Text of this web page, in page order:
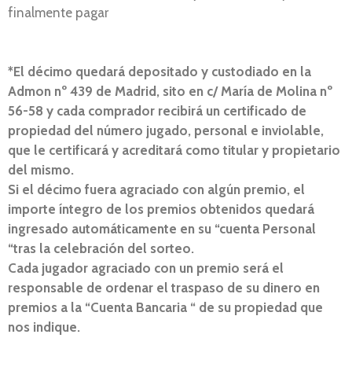
finalmente pagar
*El décimo quedará depositado y custodiado en la
Admon nº 439 de Madrid, sito en c/ María de Molina nº
56-58 y cada comprador recibirá un certificado de
propiedad del número jugado, personal e inviolable,
que le certificará y acreditará como titular y propietario
del mismo.
Si el décimo fuera agraciado con algún premio, el
importe íntegro de los premios obtenidos quedará
ingresado automáticamente en su “cuenta Personal
“tras la celebración del sorteo.
Cada jugador agraciado con un premio será el
responsable de ordenar el traspaso de su dinero en
premios a la “Cuenta Bancaria “ de su propiedad que
nos indique.